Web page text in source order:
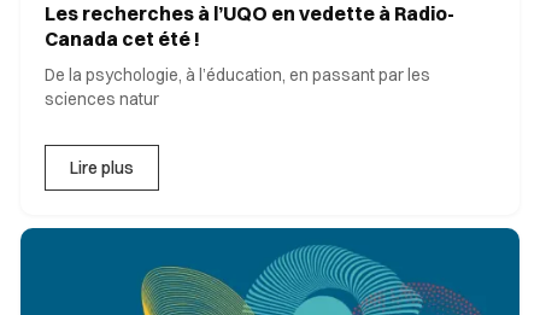
Les recherches à l’UQO en vedette à Radio-
Canada cet été !
De la psychologie, à l’éducation, en passant par les
sciences natur
Lire plus